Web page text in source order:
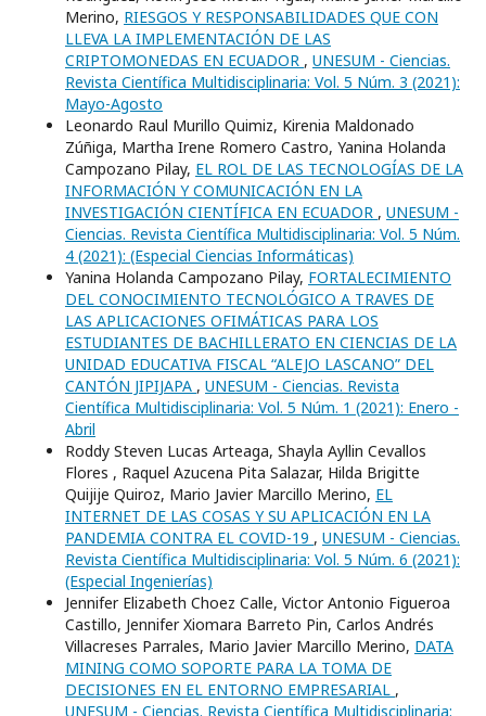
Merino, RIESGOS Y RESPONSABILIDADES QUE CON
LLEVA LA IMPLEMENTACIÓN DE LAS
CRIPTOMONEDAS EN ECUADOR , UNESUM - Ciencias.
Revista Científica Multidisciplinaria: Vol. 5 Núm. 3 (2021):
Mayo-Agosto
Leonardo Raul Murillo Quimiz, Kirenia Maldonado
Zúñiga, Martha Irene Romero Castro, Yanina Holanda
Campozano Pilay, EL ROL DE LAS TECNOLOGÍAS DE LA
INFORMACIÓN Y COMUNICACIÓN EN LA
INVESTIGACIÓN CIENTÍFICA EN ECUADOR , UNESUM -
Ciencias. Revista Científica Multidisciplinaria: Vol. 5 Núm.
4 (2021): (Especial Ciencias Informáticas)
Yanina Holanda Campozano Pilay, FORTALECIMIENTO
DEL CONOCIMIENTO TECNOLÓGICO A TRAVES DE
LAS APLICACIONES OFIMÁTICAS PARA LOS
ESTUDIANTES DE BACHILLERATO EN CIENCIAS DE LA
UNIDAD EDUCATIVA FISCAL “ALEJO LASCANO” DEL
CANTÓN JIPIJAPA , UNESUM - Ciencias. Revista
Científica Multidisciplinaria: Vol. 5 Núm. 1 (2021): Enero -
Abril
Roddy Steven Lucas Arteaga, Shayla Ayllin Cevallos
Flores , Raquel Azucena Pita Salazar, Hilda Brigitte
Quijije Quiroz, Mario Javier Marcillo Merino, EL
INTERNET DE LAS COSAS Y SU APLICACIÓN EN LA
PANDEMIA CONTRA EL COVID-19 , UNESUM - Ciencias.
Revista Científica Multidisciplinaria: Vol. 5 Núm. 6 (2021):
(Especial Ingenierí­as)
Jennifer Elizabeth Choez Calle, Victor Antonio Figueroa
Castillo, Jennifer Xiomara Barreto Pin, Carlos Andrés
Villacreses Parrales, Mario Javier Marcillo Merino, DATA
MINING COMO SOPORTE PARA LA TOMA DE
DECISIONES EN EL ENTORNO EMPRESARIAL ,
UNESUM - Ciencias. Revista Científica Multidisciplinaria: